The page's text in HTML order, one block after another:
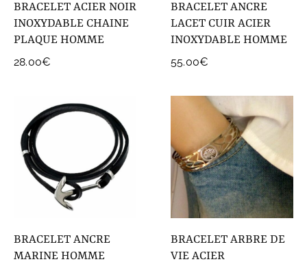
BRACELET ACIER NOIR
INOXYDABLE CHAINE
PLAQUE HOMME
28.00€
BRACELET ANCRE
LACET CUIR ACIER
INOXYDABLE HOMME
55.00€
BRACELET ANCRE
MARINE HOMME
BRACELET ARBRE DE
VIE ACIER